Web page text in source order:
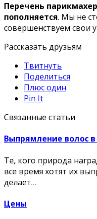
Перечень
пополняется. Мы не
совершенствуем свои
Рассказать друзьям
Твитнуть
Поделиться
Плюс один
Pin It
Связанные статьи
Выпрямление волос
Те, кого природа
все время хотят их
делает…
Цены